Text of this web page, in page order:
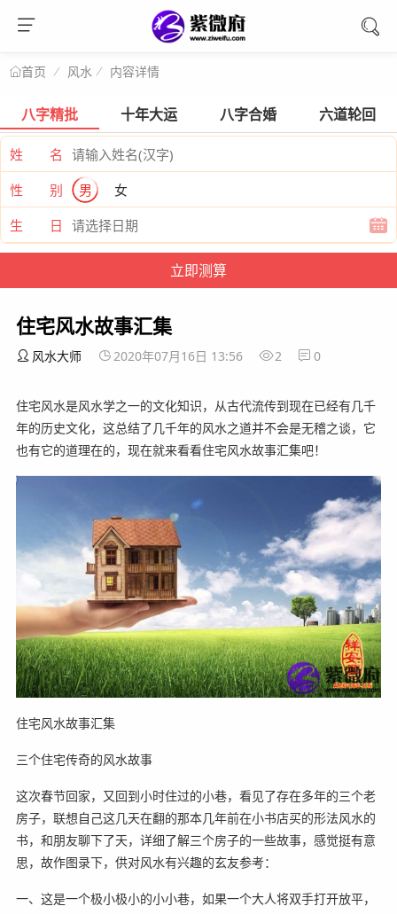
首页 风水 内容详情
八字精批 十年大运 八字合婚 六道轮回
姓 名
性 别
男
女
生 日
住宅风水故事汇集
风水大师 2020年07月16日 13:56 2 0
住宅风水是风水学之一的文化知识，从古代流传到现在已经有几千
年的历史文化，这总结了几千年的风水之道并不会是无稽之谈，它
也有它的道理在的，现在就来看看住宅风水故事汇集吧！
住宅风水故事汇集
三个住宅传奇的风水故事
这次春节回家，又回到小时住过的小巷，看见了存在多年的三个老
房子，联想自己这几天在翻的那本几年前在小书店买的形法风水的
书，和朋友聊下了天，详细了解三个房子的一些故事，感觉挺有意
思，故作图录下，供对风水有兴趣的玄友参考：
一、这是一个极小极小的小小巷，如果一个大人将双手打开放平，